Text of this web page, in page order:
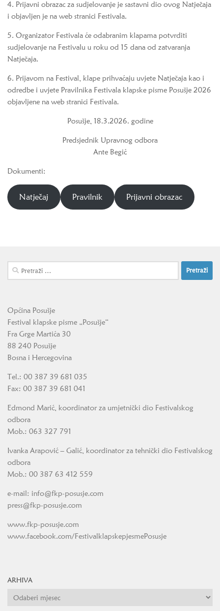
4. Prijavni obrazac za sudjelovanje je sastavni dio ovog Natječaja
i objavljen je na web stranici Festivala.
5. Organizator Festivala će odabranim klapama potvrditi
sudjelovanje na Festivalu u roku od 15 dana od zatvaranja
Natječaja.
6. Prijavom na Festival, klape prihvaćaju uvjete Natječaja kao i
odredbe i uvjete Pravilnika Festivala klapske pisme Posušje 2026
objavljene na web stranici Festivala.
Posušje, 18.3.2026. godine
Predsjednik Upravnog odbora
Ante Begić
Dokumenti:
Natječaj Pravilnik Prijavni obrazac
Pretraži:
Općina Posušje
Festival klapske pisme „Posušje“
Fra Grge Martića 30
88 240 Posušje
Bosna i Hercegovina
Tel.: 00 387 39 681 035
Fax: 00 387 39 681 041
Edmond Marić, koordinator za umjetnički dio Festivalskog
odbora
Mob.: 063 327 791
Ivanka Arapović – Galić, koordinator za tehnički dio Festivalskog
odbora
Mob.: 00 387 63 412 559
e-mail: info@fkp-posusje.com
press@fkp-posusje.com
www.fkp-posusje.com
www.facebook.com/FestivalklapskepjesmePosusje
ARHIVA
Arhiva